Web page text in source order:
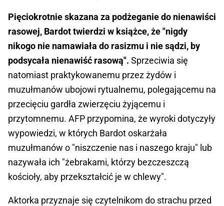
Pięciokrotnie skazana za podżeganie do nienawiści
rasowej, Bardot twierdzi w książce, że "nigdy
nikogo nie namawiała do rasizmu i nie sądzi, by
podsycała nienawiść rasową". Sprzeciwia się
natomiast praktykowanemu przez żydów i
muzułmanów ubojowi rytualnemu, polegającemu na
przecięciu gardła zwierzęciu żyjącemu i
przytomnemu. AFP przypomina, że wyroki dotyczyły
wypowiedzi, w których Bardot oskarżała
muzułmanów o "niszczenie nas i naszego kraju" lub
nazywała ich "żebrakami, którzy bezczeszczą
kościoły, aby przekształcić je w chlewy".
Aktorka przyznaje się czytelnikom do strachu przed